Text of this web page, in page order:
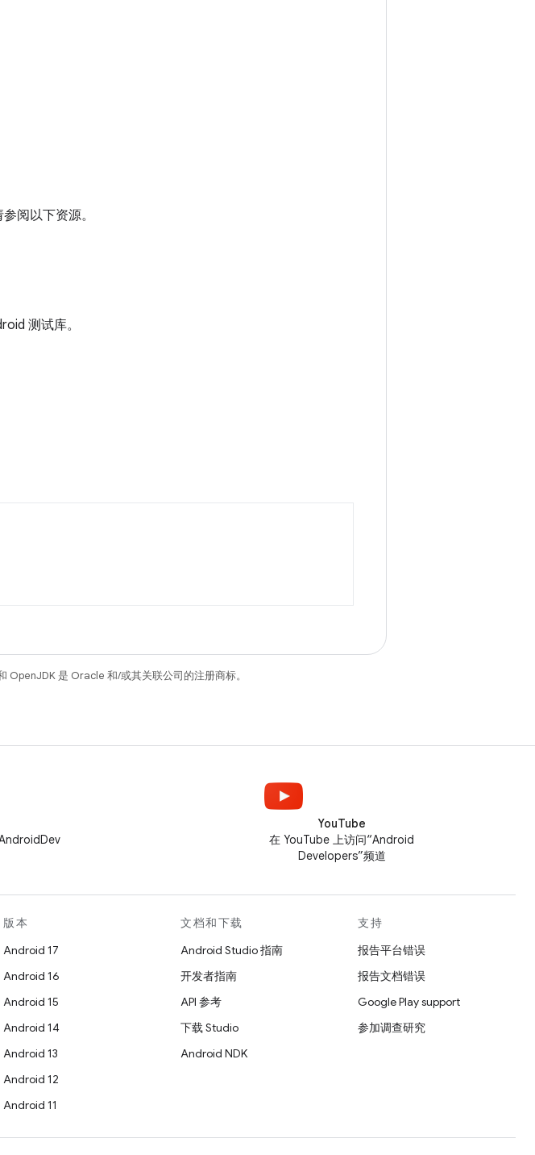
阅以下资源。
测试库。
OpenJDK 是 Oracle 和/或其关联公司的注册商标。
YouTube
在 YouTube 上访问“Android
Developers”频道
版本
Android 17
Android 16
Android 15
Android 14
Android 13
Android 12
Android 11
文档和下载
Android Studio 指南
开发者指南
API 参考
下载 Studio
Android NDK
支持
报告平台错误
报告文档错误
Google Play support
参加调查研究